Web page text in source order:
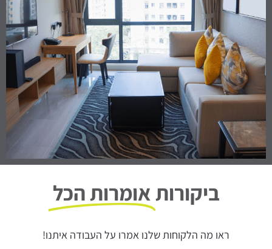
ביקורותאומרות הכל
ראו מה הלקוחות שלנו אמרו על העבודה איתנו!